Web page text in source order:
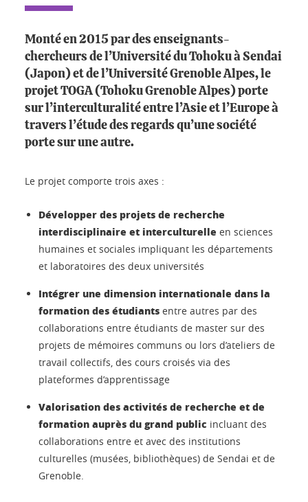
Monté en 2015 par des enseignants-
chercheurs de l’Université du Tohoku à Sendai
(Japon) et de l’Université Grenoble Alpes, le
projet TOGA (Tohoku Grenoble Alpes) porte
sur l’interculturalité entre l’Asie et l’Europe à
travers l’étude des regards qu’une société
porte sur une autre.
Le projet comporte trois axes :
Développer des projets de recherche
interdisciplinaire et interculturelle en sciences
humaines et sociales impliquant les départements
et laboratoires des deux universités
Intégrer une dimension internationale dans la
formation des étudiants entre autres par des
collaborations entre étudiants de master sur des
projets de mémoires communs ou lors d’ateliers de
travail collectifs, des cours croisés via des
plateformes d’apprentissage
Valorisation des activités de recherche et de
formation auprès du grand public incluant des
collaborations entre et avec des institutions
culturelles (musées, bibliothèques) de Sendai et de
Grenoble.